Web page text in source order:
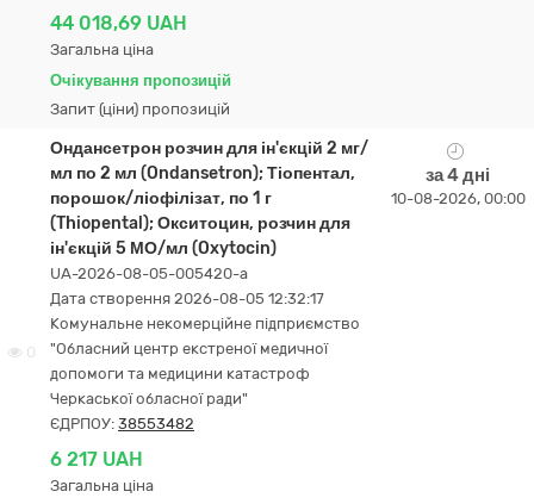
44 018,69 UAH
Загальна ціна
Очікування пропозицій
Запит (ціни) пропозицій
0
Ондансетрон розчин для ін'єкцій 2 мг/
мл по 2 мл (Ondansetron); Тіопентал,
порошок/ліофілізат, по 1 г
(Thiopental); Окситоцин, розчин для
ін'єкцій 5 МО/мл (Oxytocin)
UA-2026-08-05-005420-a
Дата створення 2026-08-05 12:32:17
Комунальне некомерційне підприємство
"Обласний центр екcтреної медичної
допомоги та медицини катастроф
Черкаської обласної ради"
ЄДРПОУ: 38553482
6 217 UAH
Загальна ціна
за 4 дні
10-08-2026, 00:00